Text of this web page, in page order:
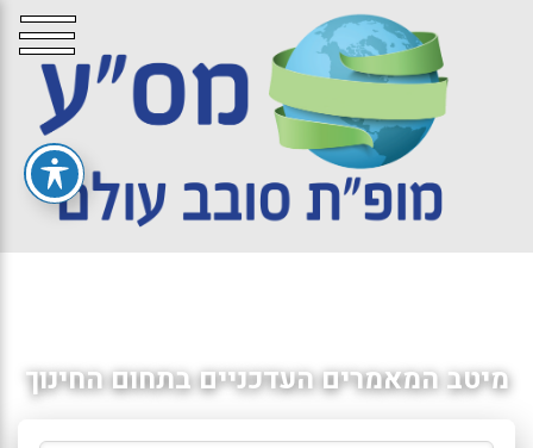
מיטב המאמרים העדכניים בתחום החינוך